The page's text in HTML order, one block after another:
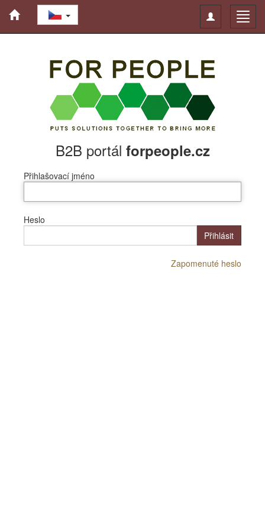
Toggle
navigation
B2B portál forpeople.cz
Přihlašovací jméno
Heslo
Přihlásit
Zapomenuté heslo